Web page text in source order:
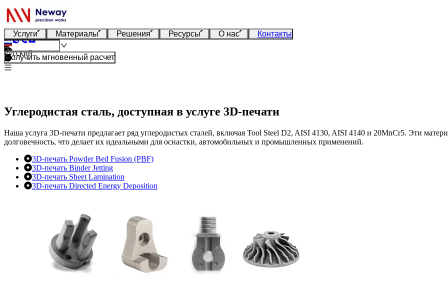
Услуги Материалы Решения Ресурсы О нас Контакты
Русский
Получить мгновенный расчет
Углеродистая сталь, доступная в услуге 3D-печати
Наша услуга 3D-печати предлагает ряд углеродистых сталей, включая Tool Steel D2, AISI 4130, AISI 4140 и 20MnCr5. Эти
долговечность, что делает их идеальными для оснастки, автомобильных и промышленных применений.
3D-печать Powder Bed Fusion (PBF)
3D-печать Binder Jetting
3D-печать Sheet Lamination
3D-печать Directed Energy Deposition